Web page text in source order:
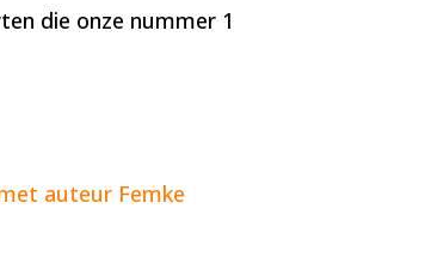
die onze nummer 1
auteur Femke